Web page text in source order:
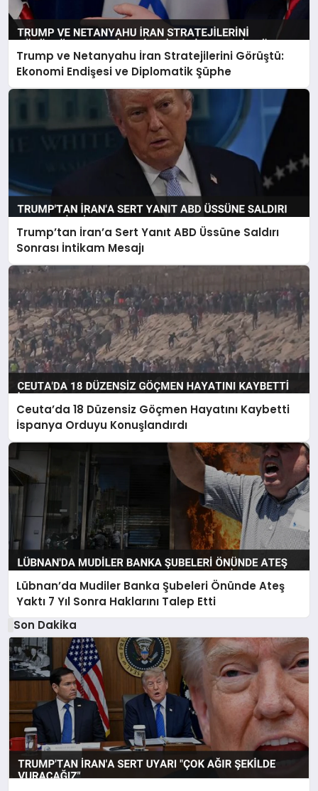
Trump ve Netanyahu İran Stratejilerini Görüştü:
Ekonomi Endişesi ve Diplomatik Şüphe
Trump’tan İran’a Sert Yanıt ABD Üssüne Saldırı
Sonrası İntikam Mesajı
Ceuta’da 18 Düzensiz Göçmen Hayatını Kaybetti
İspanya Orduyu Konuşlandırdı
Lübnan’da Mudiler Banka Şubeleri Önünde Ateş
Yaktı 7 Yıl Sonra Haklarını Talep Etti
Son Dakika